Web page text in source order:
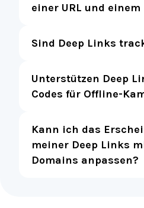
einer URL und einem
Sind Deep Links
Unterstützen Deep
Codes für Offline-
Kann ich das
meiner Deep Links
Domains anpassen?